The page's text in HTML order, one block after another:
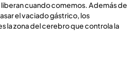
cuando comemos. Además de
el vaciado gástrico, los
la zona del cerebro que controla la